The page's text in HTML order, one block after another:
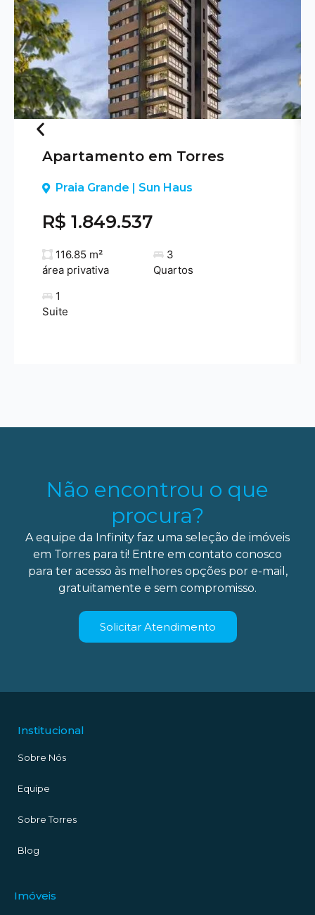
Previous
Apartamento em Torres
Praia Grande | Sun Haus
R$ 1.849.537
116.85 m²
área privativa
3
Quartos
1
Suite
Não encontrou o que
procura?
A equipe da Infinity faz uma seleção de imóveis
em Torres para ti! Entre em contato conosco
para ter acesso às melhores opções por e-mail,
gratuitamente e sem compromisso.
Solicitar Atendimento
Institucional
Sobre Nós
Equipe
Sobre Torres
Blog
Imóveis